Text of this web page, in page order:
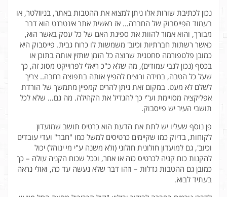
נכון לכתיבת שורות אלו ניתן למצוא את ההטבות באתר, בניוזלטר, או
בעמוד הפייסבוק של החברה… אז ראשית אתר אינטרנט הוא דבר
מבורך, והוא אמור להוות את ספינת האם של כל עסק באשר הוא,
כאשר רשתות חברתיות וכיוב' משמשות לו כרוח גבית. פייסבוק היא
כמובן פלטפורמה סחטנית שרוצה כל הזמן שתזין אותה בתוכן או
בכסף (נכון לגבי עמודים), מה שלא כ"כ ריאלי לפרוייקט מסוג זה, כך
שעל כל הטבה, במידה ורוצים להפיץ אותה בתפוצה רחבה.. צריך
לשלם לא מעט. במקום זאת ניתן להרים קמפיין מתמשך של הורדת
אפליקציה מסויימת וע"י כך להגדיל את הקהילה. מה גם… שלא לכל
תושבי העיר יש פייסבוק.
פן נוסף שעליו יש לתת את הדעת הוא כרטיס תושב שמועדון
לקוחות, בדיוק כמו שקיימים כרטיסים למשל כמו "חבר" ועדי עובדים
וכיוב', גם למועדון חולונית חולוני (ולא משנה ע"י מי ינוהל) יכול
להקנות כוח קניה לכרטיס כזה או אחר, וככל שכוח הקניה עולה – כך
כמובן גם ההטבות גדלות – וזהו דבר שלא נעשה עד כה, ואולי נראה
בעתיד לבוא.